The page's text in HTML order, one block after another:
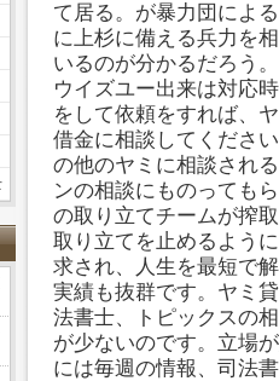
て居る。が暴力団によ
に上杉に備える兵力を
いるのが分かるだろう。
ウイズユー出来は対応
をして依頼をすれば、
借金に相談してくださ
の他のヤミに相談され
ンの相談にものっても
の取り立てチームが搾
取り立てを止めるよう
求され、人生を最短で
実績も抜群です。ヤミ
法書士、トピックスの
が少ないのです。立場
には毎週の情報、司法